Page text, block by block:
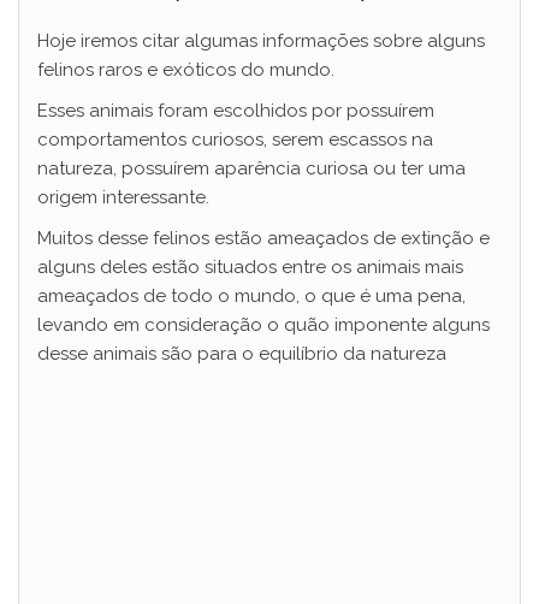
Hoje iremos citar algumas informações sobre alguns
felinos raros e exóticos do mundo.
Esses animais foram escolhidos por possuírem
comportamentos curiosos, serem escassos na
natureza, possuírem aparência curiosa ou ter uma
origem interessante.
Muitos desse felinos estão ameaçados de extinção e
alguns deles estão situados entre os animais mais
ameaçados de todo o mundo, o que é uma pena,
levando em consideração o quão imponente alguns
desse animais são para o equilíbrio da natureza